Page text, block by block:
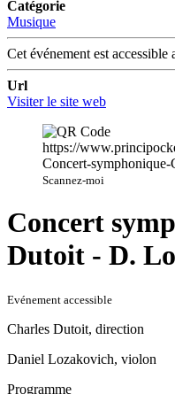
Catégorie
Musique
Cet événement est
Url
Visiter le site web
Scannez-moi
Concert
Dutoit - D.
Evénement accessible
Charles Dutoit, direction
Daniel Lozakovich, violon
Programme